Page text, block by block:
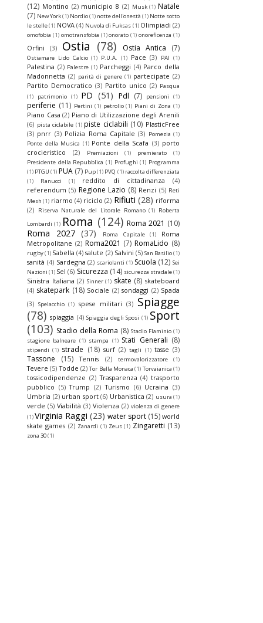
(12) Montino (2) municipio 8 (2) Musk (1) Natale
(7) New York(1) Nordio(1) notte dell'onestà (1) Notte sotto
le stelle(1) NOVA (4) Nuvola di Fuksas (1) Olimpiadi (2)
omofobia (1) omotransfobia (1) onorato (1) onoreficenza (1)
Orfini (3) Ostia (78) Ostia Antica (7)
Ostiamare Lido Calcio (1) P.U.A. (1) Pace (3) PAI (1)
Palestina (2) Palestre (1) Parcheggi (4) Parco della
Madonnetta (2) parità di genere (1) partecipate (2)
Partito Democratico (3) Partito unico (2) Pasqua
(1)
patrimonio (1) PD (51) Pdl (7) pensioni (1)
periferie (11) Pertini (1) petrolio (1) Piani di Zona (1)
Piano Casa (2) Piano di Utilizzazione degli Arenili
(6) pista ciclabile (1) piste ciclabili (10) PlasticFree
(3) pnrr (3) Polizia Roma Capitale (3) Pomezia (1)
Ponte della Musica (1) Ponte della Scafa (3) porto
crocieristico
(2) Premiazioni (1) premierato
(1)
Presidente della Repubblica (1) Profughi (1) Programma
(1) PTGU (1) PUA (7) Pup(1) PVQ (1) raccolta differenziata
(1)
Ranucci (1) reddito di cittadinanza
(4)
referendum (5) Regione Lazio (8) Renzi (5) Reti
Mesh (1) riarmo (4) riciclo (2) Rifiuti (28) riforma
(2)
Riserva Naturale del Litorale Romano (1) Roberta
Lombardi (1) Roma (124) Roma 2021 (10)
Roma 2027 (37) Roma Capitale (1)
Roma
Metropolitane (2) Roma2021 (7) RomaLido (8)
rugby(1) Sabella (4) salute (2) Salvini (5) San Basilio(1)
sanità (4) Sardegna (2) scariolanti (1) Scuola (12) Sei
Nazioni (1) Sel (6) Sicurezza (14) sicurezza stradale(1)
Sinistra Italiana (2) Sinner (1) skate (8) skateboard
(4) skatepark (18) Sociale (2) sondaggi (2) Spada
(3) Spelacchio (1) spese militari (3) Spiagge
(78) spiaggia (4) Spiaggia degli Sposi (1) Sport
(103) Stadio della Roma (8) Stadio Flaminio (1)
stagione balneare (1) stampa (1) Stati Generali (8)
stipendi (1) strade (18) surf (2) tagli (1) tasse (3)
Tassone (15) Tennis (2) termovalorizzatore (1)
Tevere (5) Todde (2) Tor Bella Monaca (1) Torvaianica (1)
tossicodipendenze (2) Trasparenza (4) trasporto
pubblico (5) Trump (2) Turismo (6) Ucraina (3)
Umbria (2) urban sport (6) Urbanistica (2) usura (1)
verde (5) Viabilità (3) Violenza (2) violenza di genere
(1)Virginia Raggi (23) water sport (15) world
skate games (2) Zanardi (1) Zeus (1) Zingaretti (13)
zona 30(1)